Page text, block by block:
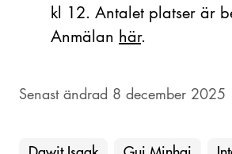
kl 12. Antalet platser är
Anmälan här.
Senast ändrad 8 december 2025